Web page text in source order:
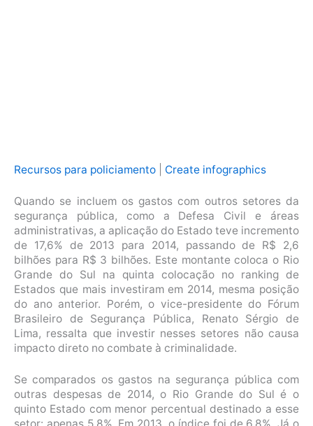
Recursos para policiamento Create infographics
Quando se incluem os gastos com outros setores da
segurança pública, como a Defesa Civil e áreas
administrativas, a aplicação do Estado teve incremento
de 17,6% de 2013 para 2014, passando de R$ 2,6
bilhões para R$ 3 bilhões. Este montante coloca o Rio
Grande do Sul na quinta colocação no ranking de
Estados que mais investiram em 2014, mesma posição
do ano anterior. Porém, o vice-presidente do Fórum
Brasileiro de Segurança Pública, Renato Sérgio de
Lima, ressalta que investir nesses setores não causa
impacto direto no combate à criminalidade.
Se comparados os gastos na segurança pública com
outras despesas de 2014, o Rio Grande do Sul é o
quinto Estado com menor percentual destinado a esse